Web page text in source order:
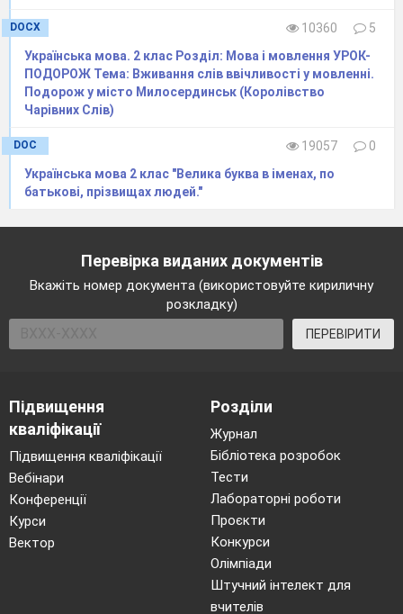
DOCX 10360
5
Українська мова. 2 клас Розділ: Мова і мовлення УРОК-
ПОДОРОЖ Тема: Вживання слів ввічливості у мовленні.
Подорож у місто Милосердинськ (Королівство
Чарівних Слів)
DOC 19057
0
Українська мова 2 клас "Велика буква в іменах, по
батькові, прізвищах людей."
Перевірка виданих документів
Вкажіть номер документа (використовуйте кириличну
розкладку)
ПЕРЕВІРИТИ
Підвищення
кваліфікації
Підвищення кваліфікації
Вебінари
Конференції
Курси
Вектор
Розділи
Журнал
Бібліотека розробок
Тести
Лабораторні роботи
Проєкти
Конкурси
Олімпіади
Штучний інтелект для
вчителів